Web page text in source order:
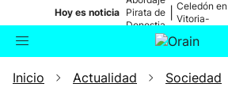
Hoy es noticia Pirata de
Donostia
Celedón en
Vitoria-
Buscador Actualidad
Inicio Actualidad Sociedad